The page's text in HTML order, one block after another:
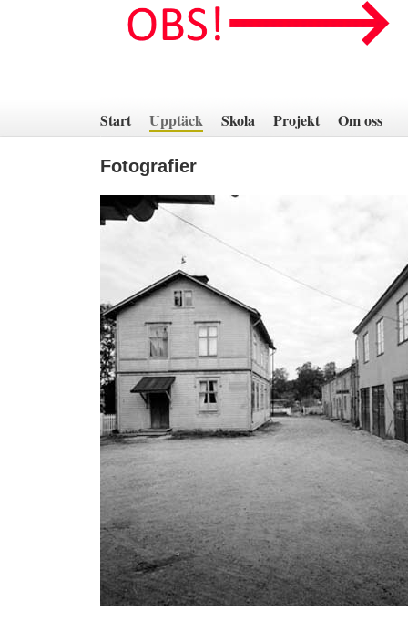
innehåll
Start Upptäck Skola Projekt Om oss
Fotografier